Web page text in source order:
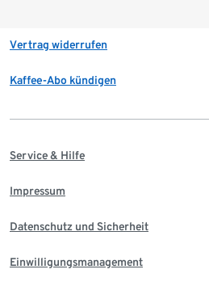
Vertrag widerrufen
Kaffee-Abo kündigen
Service & Hilfe
Impressum
Datenschutz und Sicherheit
Einwilligungsmanagement